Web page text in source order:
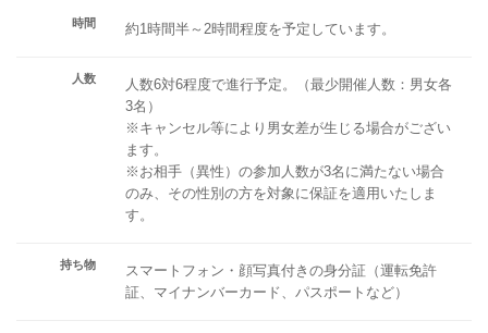
時間 約1時間半～2時間程度を予定しています。
人数
人数6対6程度で進行予定。（最少開催人数：男女各
3名）
※キャンセル等により男女差が生じる場合がござい
ます。
※お相手（異性）の参加人数が3名に満たない場合
のみ、その性別の方を対象に保証を適用いたしま
す。
持ち物
スマートフォン・顔写真付きの身分証（運転免許
証、マイナンバーカード、パスポートなど）